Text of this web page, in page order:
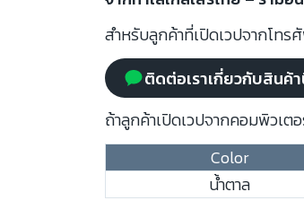
สำหรับลูกค้าที่เปิดเวปจากโทร
ติดต่อเราเกี่ยวกับสินค้
ถ้าลูกค้าเปิดเวปจากคอมพิวเต
Color
น้ำตาล